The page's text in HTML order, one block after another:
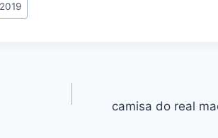
camisa do real